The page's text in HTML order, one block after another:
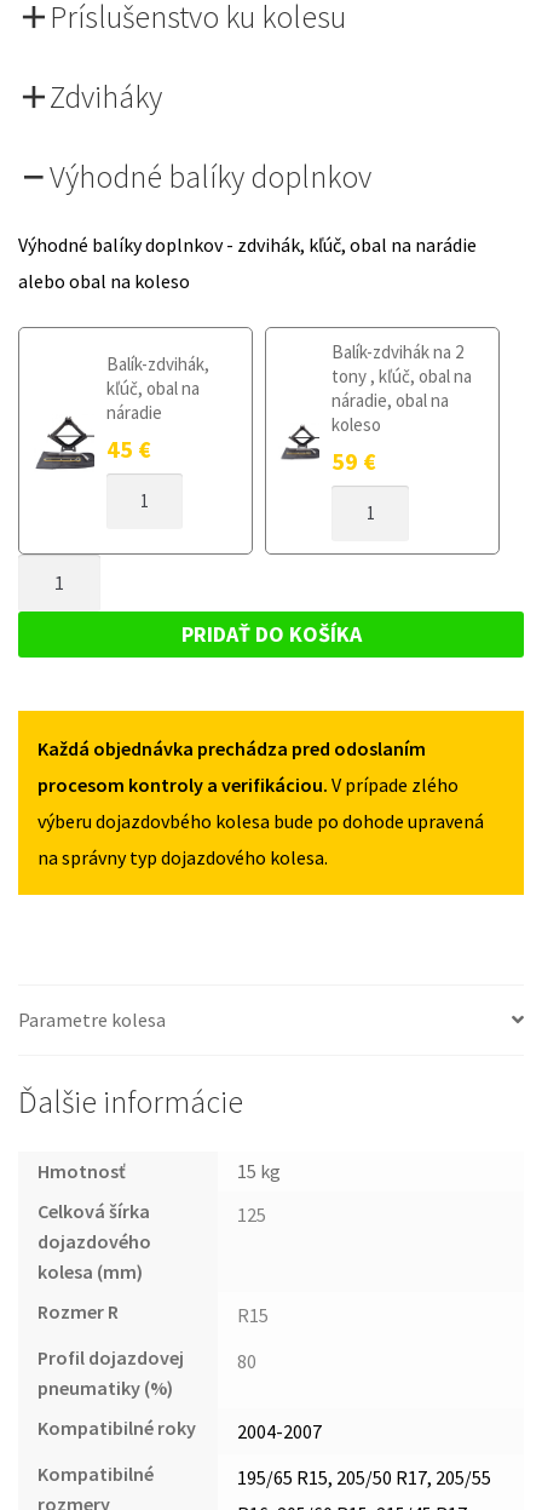
Príslušenstvo ku kolesu
Zdviháky
Výhodné balíky doplnkov
Výhodné balíky doplnkov - zdvihák, kľúč, obal na narádie
alebo obal na koleso
Balík-zdvihák,
kľúč, obal na
náradie
45 €
DOJAZDOVÉ
CITROEN
I
2007
Balík-zdvihák na 2
tony , kľúč, obal na
náradie, obal na
koleso
59 €
DOJAZDOVÉ
I
2004-
4X108
CITROEN
2004-
2007
125/80R15
PRIDAŤ DO KOŠÍKA
Každá objednávka prechádza pred odoslaním
procesom kontroly a verifikáciou. V prípade zlého
výberu dojazdovbého kolesa bude po dohode upravená
na správny typ dojazdového kolesa.
Parametre kolesa
Ďalšie informácie
Hmotnosť
15 kg
Celková šírka
dojazdového
kolesa (mm)
125
Rozmer R
R15
Profil dojazdovej
pneumatiky (%)
80
Kompatibilné roky
2004-2007
Kompatibilné
rozmery
195/65 R15, 205/50 R17, 205/55